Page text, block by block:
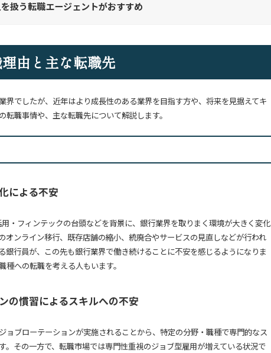
扱う転職エージェントがおすすめ
由と主な転職先
でしたが、近年はより成長性のある業界を目指す方や、将来を見据えてキ
職事情や、主な転職先について解説します。
による不安
・フィンテックの台頭などを背景に、銀行業界を取りまく環境が大きく変化
オンライン移行、既存店舗の縮小、統廃合やサービスの見直しなどが行われ
行員が、この先も銀行業界で働き続けることに不安を感じるようになりま
への転職を考える人もいます。
の慣習によるスキルへの不安
ブローテーションが実施されることから、特定の分野・職種で専門的なス
その一方で、転職市場では専門性重視のジョブ型雇用が増えている状況で